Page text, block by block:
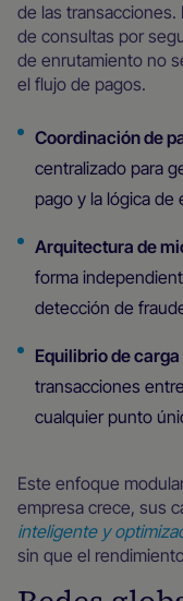
de las
de consultas por
de enrutamiento no
el flujo de pagos.
Coordinación de
centralizado para
pago y la lógica de
Arquitectura de
forma
detección de
Equilibrio de
transacciones
cualquier punto
Este enfoque
empresa crece, sus
inteligente y
sin que el